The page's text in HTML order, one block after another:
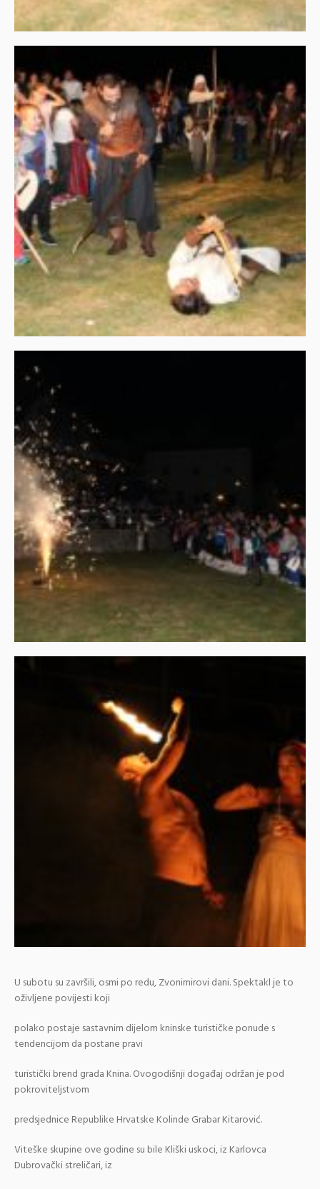
U subotu su završili, osmi po redu, Zvonimirovi dani. Spektakl je to
oživljene povijesti koji
polako postaje sastavnim dijelom kninske turističke ponude s
tendencijom da postane pravi
turistički brend grada Knina. Ovogodišnji događaj održan je pod
pokroviteljstvom
predsjednice Republike Hrvatske Kolinde Grabar Kitarović.
Viteške skupine ove godine su bile Kliški uskoci, iz Karlovca
Dubrovački streličari, iz